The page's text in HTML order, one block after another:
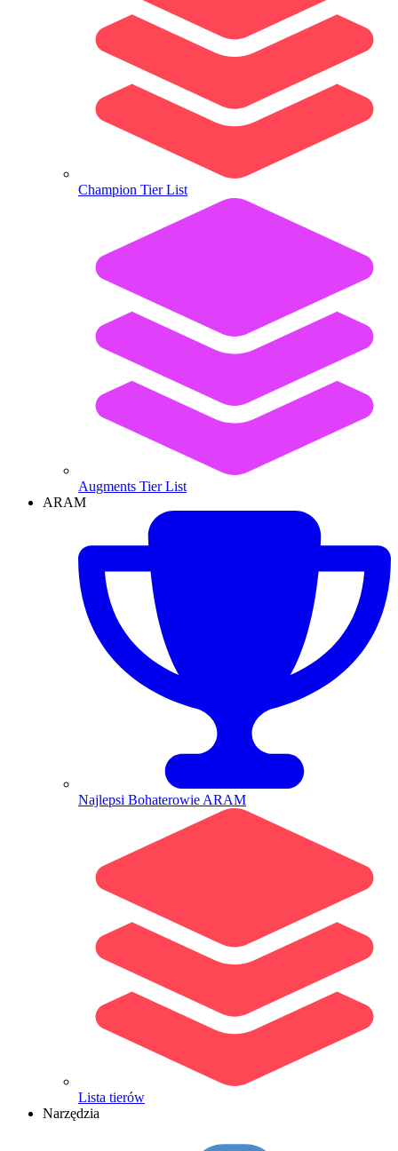
Champion Tier List
Augments Tier List
ARAM
Najlepsi Bohaterowie ARAM
Lista tierów
Narzędzia